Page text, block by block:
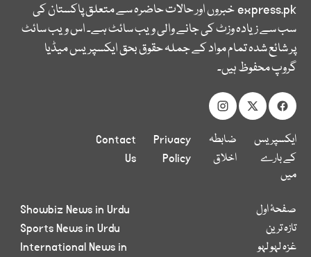
express.pkخبروں اور حالات حاضرہ سے متعلق پاکستان کی
سب سے زیادہ وزٹ کی جانے والی ویب سائٹ ہے۔ اس ویب سائٹ
پر شائع شدہ تمام مواد کے جملہ حقوق بحق ایکسپریس میڈیا
گروپ محفوظ ہیں۔
ایکسپریس
کے بارے
میں
ضابطہ
اخلاق
Privacy
Policy
Contact
Us
صفحۂ اول
تازہ ترین
غزہ لہو لہو
Showbiz News in Urdu
Sports News in Urdu
International News in